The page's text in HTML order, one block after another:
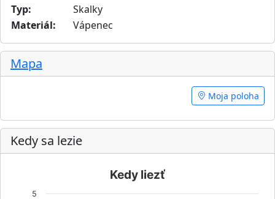
Typ:
Skalky
Materiál:
Vápenec
Mapa
Moja poloha
Kedy sa lezie
Kedy liezť
5